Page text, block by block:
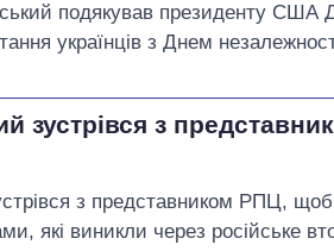
подякував президенту США
українців з Днем
зустрівся з
з представником РПЦ,
які виникли через російське